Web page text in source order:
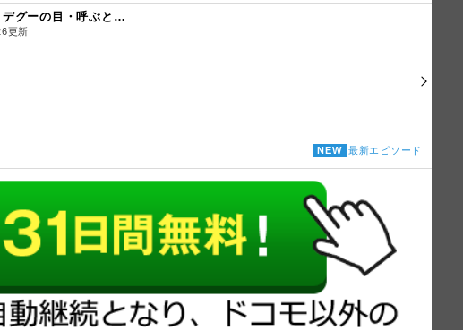
NEW 最新エピソード
デグーの目・呼ぶと…
更新